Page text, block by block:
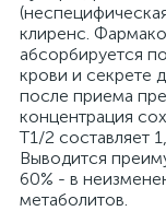
клиренс.
абсорбируется
крови и секрете
после приема
концентрация
T1/2 составляет
Выводится
60% - в
метаболитов.